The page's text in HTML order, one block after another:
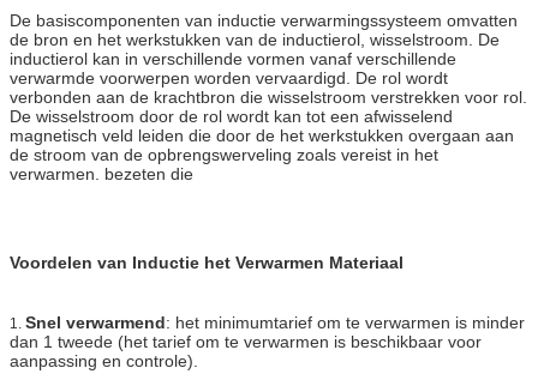
De basiscomponenten van inductie verwarmingssysteem omvatten
de bron en het werkstukken van de inductierol, wisselstroom. De
inductierol kan in verschillende vormen vanaf verschillende
verwarmde voorwerpen worden vervaardigd. De rol wordt
verbonden aan de krachtbron die wisselstroom verstrekken voor rol.
De wisselstroom door de rol wordt kan tot een afwisselend
magnetisch veld leiden die door de het werkstukken overgaan aan
de stroom van de opbrengswerveling zoals vereist in het
verwarmen. bezeten die
Voordelen van Inductie het Verwarmen Materiaal
1. Snel verwarmend: het minimumtarief om te verwarmen is minder
dan 1 tweede (het tarief om te verwarmen is beschikbaar voor
aanpassing en controle).